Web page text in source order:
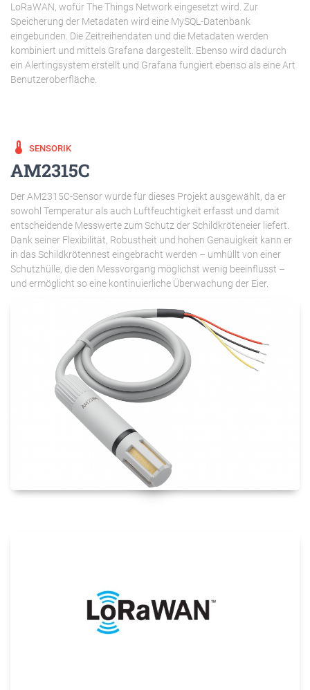
LoRaWAN, wofür The Things Network eingesetzt wird. Zur
Speicherung der Metadaten wird eine MySQL-Datenbank
eingebunden. Die Zeitreihendaten und die Metadaten werden
kombiniert und mittels Grafana dargestellt. Ebenso wird dadurch
ein Alertingsystem erstellt und Grafana fungiert ebenso als eine Art
Benutzeroberfläche.
device_thermostat SENSORIK
AM2315C
Der AM2315C-Sensor wurde für dieses Projekt ausgewählt, da er
sowohl Temperatur als auch Luftfeuchtigkeit erfasst und damit
entscheidende Messwerte zum Schutz der Schildkröteneier liefert.
Dank seiner Flexibilität, Robustheit und hohen Genauigkeit kann er
in das Schildkrötennest eingebracht werden – umhüllt von einer
Schutzhülle, die den Messvorgang möglichst wenig beeinflusst –
und ermöglicht so eine kontinuierliche Überwachung der Eier.